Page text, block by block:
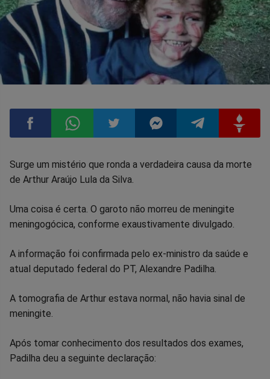
Compartilhar
Facebook
Compartilhar
Whatsapp
Compartilhar
Twitter
Compartilhar
Messenger
Compartilhar
TelegramGettr
Surge um mistério que ronda a verdadeira causa da morte
de Arthur Araújo Lula da Silva.
Uma coisa é certa. O garoto não morreu de meningite
meningogócica, conforme exaustivamente divulgado.
A informação foi confirmada pelo ex-ministro da saúde e
atual deputado federal do PT, Alexandre Padilha.
A tomografia de Arthur estava normal, não havia sinal de
meningite.
Após tomar conhecimento dos resultados dos exames,
Padilha deu a seguinte declaração: